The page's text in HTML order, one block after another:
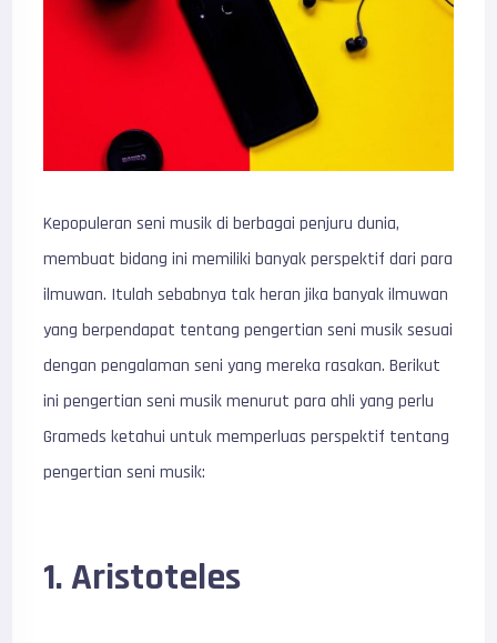
Kepopuleran seni musik di berbagai penjuru dunia,
membuat bidang ini memiliki banyak perspektif dari para
ilmuwan. Itulah sebabnya tak heran jika banyak ilmuwan
yang berpendapat tentang pengertian seni musik sesuai
dengan pengalaman seni yang mereka rasakan. Berikut
ini pengertian seni musik menurut para ahli yang perlu
Grameds ketahui untuk memperluas perspektif tentang
pengertian seni musik:
1. Aristoteles